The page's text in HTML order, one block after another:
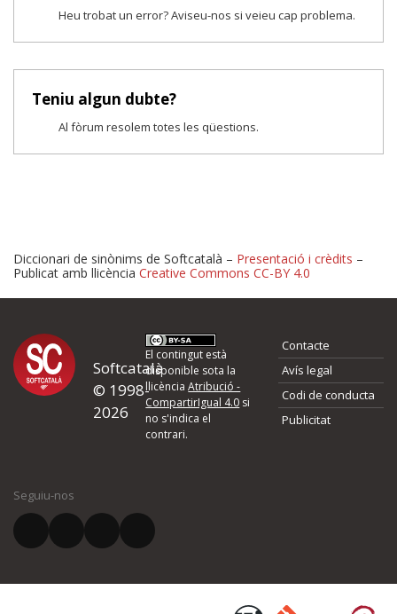
Heu trobat un error? Aviseu-nos si veieu cap problema.
Teniu algun dubte?
Al fòrum resolem totes les qüestions.
Proposeu-nos millores o
d'errors
Si heu trobat un error o voleu proposar alguna millora, ompliu els
quina és la millora que proposeu o l'error del qual voleu informar-
El vostre correu electrònic *
Diccionari de sinònims de Softcatalà – Presentació i crèdits –
Publicat amb llicència Creative Commons CC-BY 4.0
Softcatalà
© 1998-
2026
El contingut està
disponible sota la
llicènciaAtribució -
CompartirIgual 4.0 si
no s'indica el
contrari.
Contacte
Avís legal
Codi de conducta
Publicitat
Seguiu-nos